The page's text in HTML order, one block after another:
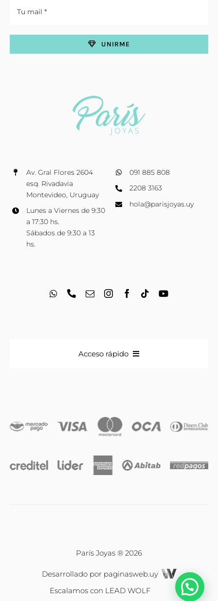
Av. Gral Flores 2604
esq. Rivadavia
Montevideo, Uruguay
Lunes a Viernes de 9:30
a 17:30 hs.
Sábados de 9:30 a 13
hs.
091 885 808
2208 3163
hola@parisjoyas.uy
UNIRME
Acceso rápido
Iniciales
Relojes
París Joyas ® 2026
Desarrollado por paginasweb.uy
Escalamos con LEAD WOLF